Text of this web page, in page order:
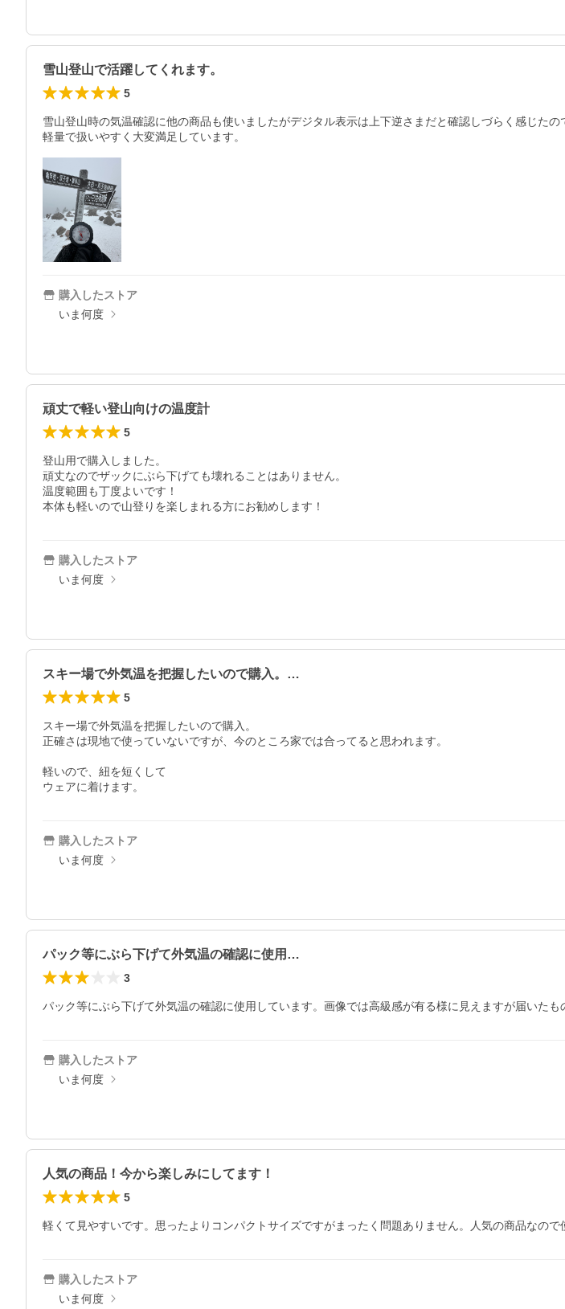
雪山登山で活躍してくれます。
5
雪山登山時の気温確認に他の商品も使いましたがデジタル表示は上下逆さまだと確認しづらく感じたの
軽量で扱いやすく大変満足しています。
購入したストア
いま何度
頑丈で軽い登山向けの温度計
5
登山用で購入しました。
頑丈なのでザックにぶら下げても壊れることはありません。
温度範囲も丁度よいです！
本体も軽いので山登りを楽しまれる方にお勧めします！
購入したストア
いま何度
スキー場で外気温を把握したいので購入。…
5
スキー場で外気温を把握したいので購入。
正確さは現地で使っていないですが、今のところ家では合ってると思われます。
軽いので、紐を短くして
ウェアに着けます。
購入したストア
いま何度
パック等にぶら下げて外気温の確認に使用…
3
パック等にぶら下げて外気温の確認に使用しています。画像では高級感が有る様に見えますが届いたも
購入したストア
いま何度
人気の商品！今から楽しみにしてます！
5
軽くて見やすいです。思ったよりコンパクトサイズですがまったく問題ありません。人気の商品なので
購入したストア
いま何度